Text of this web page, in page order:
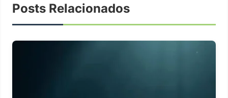
Posts Relacionados